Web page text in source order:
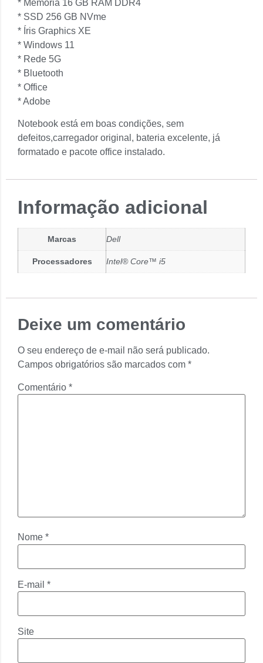
* Memória 16 GB RAM DDR4
* SSD 256 GB NVme
* ⁠Íris Graphics XE
* Windows 11
* Rede 5G
* Bluetooth
* Office
* Adobe
Notebook está em boas condições, sem
defeitos,carregador original, bateria excelente, já
formatado e pacote office instalado.
Informação adicional
Marcas Dell
Processadores Intel® Core™ i5
Deixe um comentário
O seu endereço de e-mail não será publicado.
Campos obrigatórios são marcados com *
Comentário *
Nome *
E-mail *
Site